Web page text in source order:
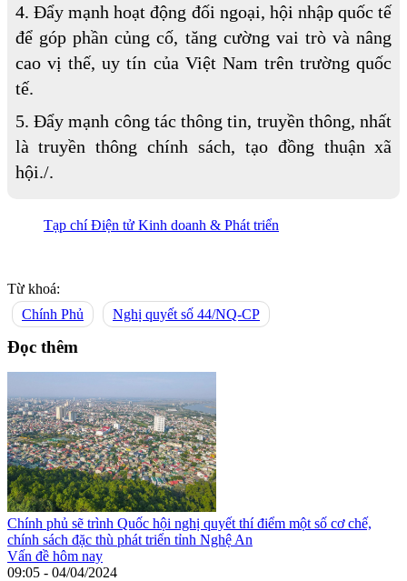
4. Đẩy mạnh hoạt động đối ngoại, hội nhập quốc tế
để góp phần củng cố, tăng cường vai trò và nâng
cao vị thế, uy tín của Việt Nam trên trường quốc
tế.
5. Đẩy mạnh công tác thông tin, truyền thông, nhất
là truyền thông chính sách, tạo đồng thuận xã
hội./.
Tạp chí Điện tử Kinh doanh & Phát triển
Từ khoá:
Chính Phủ
Nghị quyết số 44/NQ-CP
Đọc thêm
Chính phủ sẽ trình Quốc hội nghị quyết thí điểm một số cơ chế,
chính sách đặc thù phát triển tỉnh Nghệ An
Vấn đề hôm nay
09:05 - 04/04/2024